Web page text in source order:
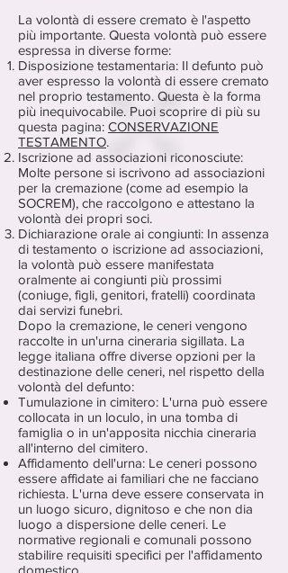
La volontà di essere cremato è l'aspetto
più importante. Questa volontà può essere
espressa in diverse forme:
Disposizione testamentaria: Il defunto può
aver espresso la volontà di essere cremato
nel proprio testamento. Questa è la forma
più inequivocabile. Puoi scoprire di più su
questa pagina: CONSERVAZIONE
TESTAMENTO.
Iscrizione ad associazioni riconosciute:
Molte persone si iscrivono ad associazioni
per la cremazione (come ad esempio la
SOCREM), che raccolgono e attestano la
volontà dei propri soci.
Dichiarazione orale ai congiunti: In assenza
di testamento o iscrizione ad associazioni,
la volontà può essere manifestata
oralmente ai congiunti più prossimi
(coniuge, figli, genitori, fratelli) coordinata
dai servizi funebri.
Dopo la cremazione, le ceneri vengono
raccolte in un'urna cineraria sigillata. La
legge italiana offre diverse opzioni per la
destinazione delle ceneri, nel rispetto della
volontà del defunto:
Tumulazione in cimitero: L'urna può essere
collocata in un loculo, in una tomba di
famiglia o in un'apposita nicchia cineraria
all'interno del cimitero.
Affidamento dell'urna: Le ceneri possono
essere affidate ai familiari che ne facciano
richiesta. L'urna deve essere conservata in
un luogo sicuro, dignitoso e che non dia
luogo a dispersione delle ceneri. Le
normative regionali e comunali possono
stabilire requisiti specifici per l'affidamento
domestico.